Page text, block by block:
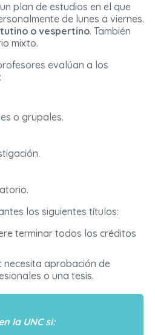
plan de estudios en el que
de lunes a viernes.
o vespertino. También
mixto.
evalúan a los
o grupales.
los siguientes títulos:
terminar todos los créditos
necesita aprobación de
o una tesis.
la UNC si: